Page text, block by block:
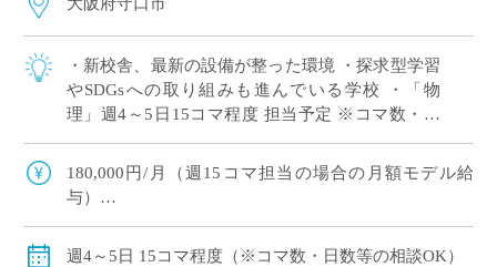
・新校舎、最新の設備が整った環境 ・探求型学習
やSDGsへの取り組みも進んでいる学校 ・「物
理」週4～5日15コマ程度 担当予定 ※コマ数・日
校にて、理科の非常勤講師で勤務い […]
180,000円/月（週15コマ担当の場合の月額モデル給
与）
※月の途中からご勤務開始の場合は、日割計算になり
週4～5日 15コマ程度（※コマ数・日数等の相談OK）